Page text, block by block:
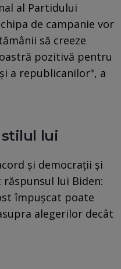
al Partidului
de campanie vor
să creeze
pozitivă pentru
a republicanilor", a
stilul lui
și democrații și
lui Biden:
împușcat poate
alegerilor decât